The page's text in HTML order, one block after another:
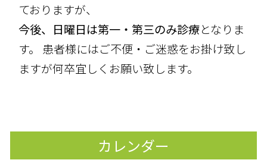
ておりますが、
今後、日曜日は第一・第三のみ診療となりま
す。 患者様にはご不便・ご迷惑をお掛け致し
ますが何卒宜しくお願い致します。
カレンダー